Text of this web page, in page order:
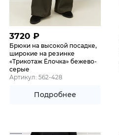
3720 ₽
Брюки на высокой посадке,
широкие на резинке
«Трикотаж Ёлочка» бежево-
серые
Артикул: 562-428
Подробнее